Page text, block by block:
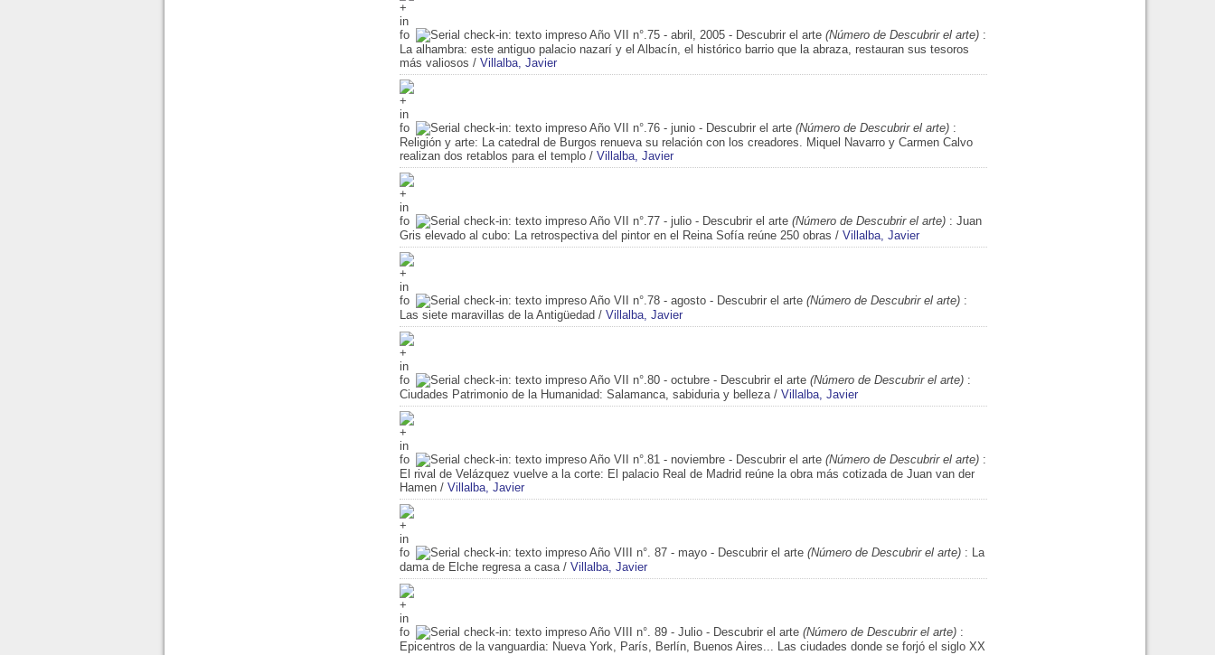
Año VII n°.75 - abril, 2005 - Descubrir el arte (Número de Descubrir el arte) :
La alhambra: este antiguo palacio nazarí y el Albacín, el histórico barrio que la abraza, restauran sus tesoros
más valiosos / Villalba, Javier
Año VII n°.76 - junio - Descubrir el arte (Número de Descubrir el arte) :
Religión y arte: La catedral de Burgos renueva su relación con los creadores. Miquel Navarro y Carmen Calvo
realizan dos retablos para el templo / Villalba, Javier
Año VII n°.77 - julio - Descubrir el arte (Número de Descubrir el arte) : Juan
Gris elevado al cubo: La retrospectiva del pintor en el Reina Sofía reúne 250 obras / Villalba, Javier
Año VII n°.78 - agosto - Descubrir el arte (Número de Descubrir el arte) :
Las siete maravillas de la Antigüedad / Villalba, Javier
Año VII n°.80 - octubre - Descubrir el arte (Número de Descubrir el arte) :
Ciudades Patrimonio de la Humanidad: Salamanca, sabiduria y belleza / Villalba, Javier
Año VII n°.81 - noviembre - Descubrir el arte (Número de Descubrir el arte) :
El rival de Velázquez vuelve a la corte: El palacio Real de Madrid reúne la obra más cotizada de Juan van der
Hamen / Villalba, Javier
Año VIII n°. 87 - mayo - Descubrir el arte (Número de Descubrir el arte) : La
dama de Elche regresa a casa / Villalba, Javier
Año VIII n°. 89 - Julio - Descubrir el arte (Número de Descubrir el arte) :
Epicentros de la vanguardia: Nueva York, París, Berlín, Buenos Aires... Las ciudades donde se forjó el siglo XX